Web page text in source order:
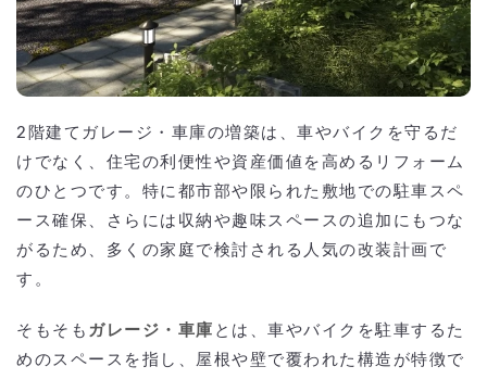
2階建てガレージ・車庫の増築は、車やバイクを守るだ
けでなく、住宅の利便性や資産価値を高めるリフォーム
のひとつです。特に都市部や限られた敷地での駐車スペ
ース確保、さらには収納や趣味スペースの追加にもつな
がるため、多くの家庭で検討される人気の改装計画で
す。
そもそも ガレージ・車庫 とは、車やバイクを駐車するた
めのスペースを指し、屋根や壁で覆われた構造が特徴で